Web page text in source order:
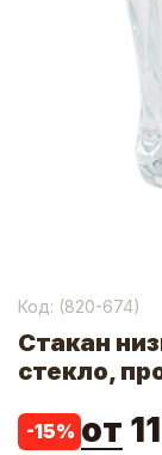
Код: (820-674)
Стакан
стекло,
-15% от